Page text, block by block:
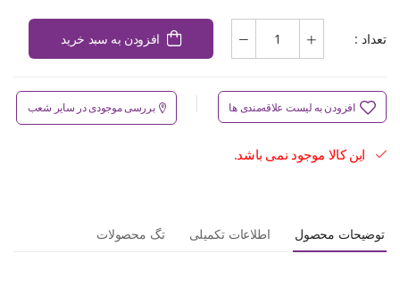
تعداد : افزودن به سبد خرید
افزودن به لیست علاقه‌مندی ها بررسی موجودی در سایر شعب
این کالا موجود نمی باشد.
توضیحات محصول اطلاعات تکمیلی تگ محصولات